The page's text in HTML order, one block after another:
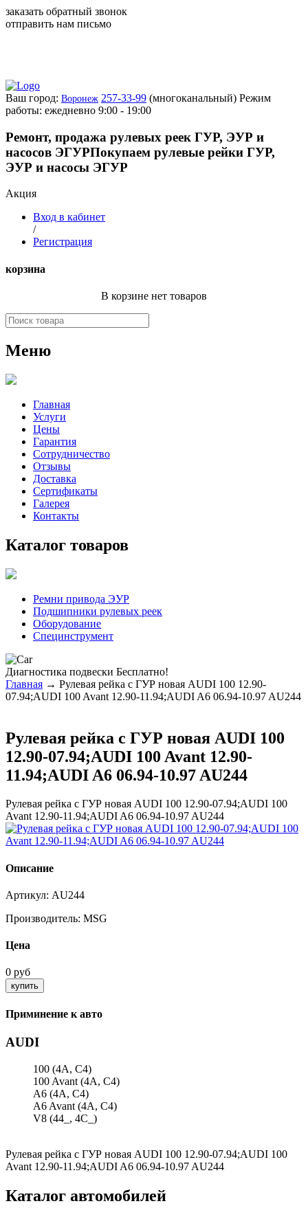
заказать обратный звонок
отправить нам письмо
Ваш город: Воронеж 257-33-99 (многоканальный) Режим
работы: ежедневно 9:00 - 19:00
Ремонт, продажа рулевых реек ГУР, ЭУР и
насосов ЭГУРПокупаем рулевые рейки ГУР,
ЭУР и насосы ЭГУР
Акция
Вход в кабинет
/
Регистрация
корзина
В корзине нет товаров
Меню
Главная
Услуги
Цены
Гарантия
Сотрудничество
Отзывы
Доставка
Сертификаты
Галерея
Контакты
Каталог товаров
Ремни привода ЭУР
Подшипники рулевых реек
Оборудование
Специнструмент
Диагностика подвески Бесплатно!
Главная → Рулевая рейка с ГУР новая AUDI 100 12.90-
07.94;AUDI 100 Avant 12.90-11.94;AUDI A6 06.94-10.97 AU244
Рулевая рейка с ГУР новая AUDI 100
12.90-07.94;AUDI 100 Avant 12.90-
11.94;AUDI A6 06.94-10.97 AU244
Рулевая рейка с ГУР новая AUDI 100 12.90-07.94;AUDI 100
Avant 12.90-11.94;AUDI A6 06.94-10.97 AU244
Описание
Артикул: AU244
Производитель: MSG
Цена
0 руб
Приминение к авто
AUDI
100 (4A, C4)
100 Avant (4A, C4)
A6 (4A, C4)
A6 Avant (4A, C4)
V8 (44_, 4C_)
Рулевая рейка с ГУР новая AUDI 100 12.90-07.94;AUDI 100
Avant 12.90-11.94;AUDI A6 06.94-10.97 AU244
Каталог автомобилей